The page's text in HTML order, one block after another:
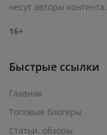
несут авторы контента.
16+
Быстрые ссылки
Главная
Топовые блогеры
Статьи, обзоры